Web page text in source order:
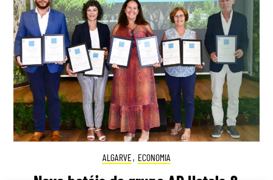
ALGARVE, ECONOMIA